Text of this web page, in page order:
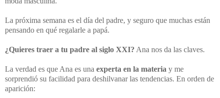
La próxima semana es el día del padre, y seguro que muchas están
pensando en qué regalarle a papá.
¿Quieres traer a tu padre al siglo XXI? Ana nos da las claves.
La verdad es que Ana es una experta en la materia y me
sorprendió su facilidad para deshilvanar las tendencias. En orden de
aparición: